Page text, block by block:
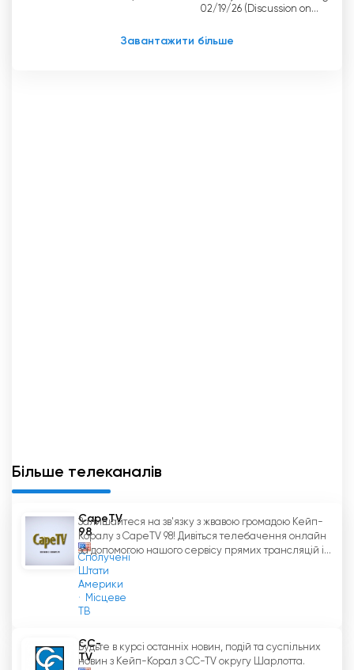
Незалежно від того, чи ви переглядаєте
роботу, чи насолоджуєтесь місцевими
02/19/26 (Discussion on
neighborhood dog park)
Завантажити більше
Більше телеканалів
CapeTV
98
Сполучені
Штати
Америки
Місцеве
ТВ
Залишайтеся на зв'язку з жвавою громадою Кейп-
Коралу з CapeTV 98! Дивіться телебачення онлайн
за допомогою нашого сервісу прямих трансляцій і...
CC-
TV
Будьте в курсі останніх новин, подій та суспільних
новин з Кейп-Корал з CC-TV округу Шарлотта.